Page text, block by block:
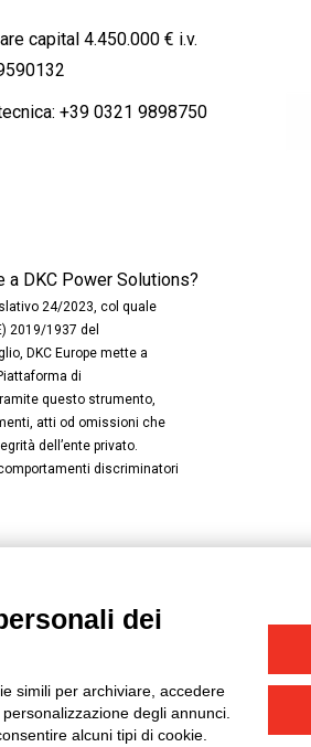
capital 4.450.000 € i.v.
+39 0321 9898750
a DKC Power Solutions?
24/2023, col quale
2019/1937 del
DKC Europe mette a
di
questo strumento,
atti od omissioni che
dell’ente privato.
discriminatori
dei
simili per archiviare, accedere
degli annunci.
alcuni tipi di cookie.